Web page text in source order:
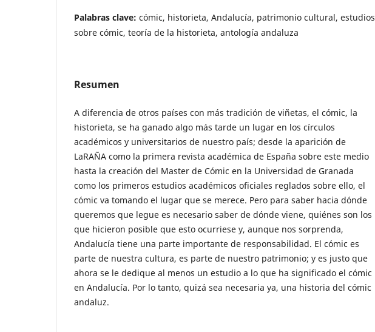
Palabras clave: cómic, historieta, Andalucía, patrimonio cultural, estudios
sobre cómic, teoría de la historieta, antología andaluza
Resumen
A diferencia de otros países con más tradición de viñetas, el cómic, la
historieta, se ha ganado algo más tarde un lugar en los círculos
académicos y universitarios de nuestro país; desde la aparición de
LaRAÑA como la primera revista académica de España sobre este medio
hasta la creación del Master de Cómic en la Universidad de Granada
como los primeros estudios académicos oficiales reglados sobre ello, el
cómic va tomando el lugar que se merece. Pero para saber hacia dónde
queremos que legue es necesario saber de dónde viene, quiénes son los
que hicieron posible que esto ocurriese y, aunque nos sorprenda,
Andalucía tiene una parte importante de responsabilidad. El cómic es
parte de nuestra cultura, es parte de nuestro patrimonio; y es justo que
ahora se le dedique al menos un estudio a lo que ha significado el cómic
en Andalucía. Por lo tanto, quizá sea necesaria ya, una historia del cómic
andaluz.